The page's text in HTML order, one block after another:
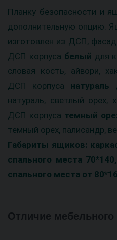
Планку безопасности и
дополнительную опцию.
изготовлен из ДСП,
ДСП корпуса белый для
словая кость, айвори,
ДСП корпуса натураль
натураль, светлый орех,
ДСП корпуса темный
темный орех, палисандр,
Габариты ящиков:
спального места
спального места от
Отличие